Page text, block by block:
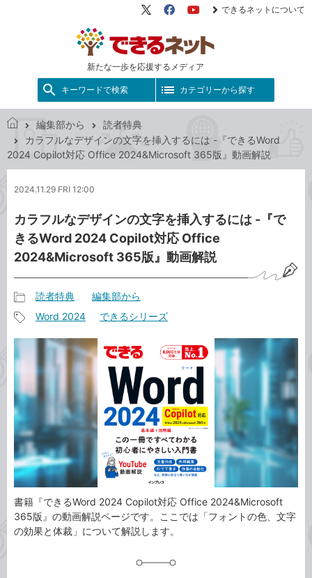
新たな一歩を応援するメディア
X（旧
FacebookYouTube
できるネットについて
キーワードで検索 カテゴリーから探す
き
ッ
編集部から
読者特典
カラフルなデザインの文字を挿入するには -『できるWord
2024 Copilot対応 Office 2024&Microsoft 365版』動画解説
2024.11.29 FRI 12:00
カラフルなデザインの文字を挿入するには -『で
きるWord 2024 Copilot対応 Office
2024&Microsoft 365版』動画解説
事
カ
リ
読者特典 編集部から
Word 2024 できるシリーズ
書籍『できるWord 2024 Copilot対応 Office 2024&Microsoft
365版』の動画解説ページです。ここでは「フォントの色、文字
の効果と体裁」について解説します。